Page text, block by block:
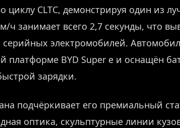
циклу CLTC, демонстрируя один из
ч занимает всего 2,7 секунды, что
серийных электромобилей.
платформе BYD Super e и оснащён
зарядки.
подчёркивает его премиальный
оптика, скульптурные линии